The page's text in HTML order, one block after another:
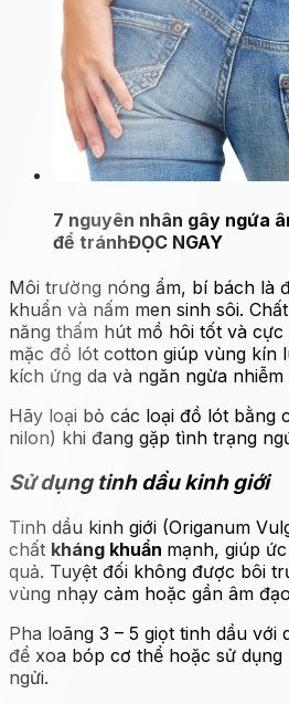
7 nguyên nhân gây ngứa
để tránhĐỌC NGAY
Môi trường nóng ẩm, bí bách là
khuẩn và nấm men sinh sôi.
năng thấm hút mồ hôi tốt và
mặc đồ lót cotton giúp vùng kín
kích ứng da và ngăn ngừa
Hãy loại bỏ các loại đồ lót bằng
nilon) khi đang gặp tình trạng
Sử dụng tinh dầu kinh giới
Tinh dầu kinh giới (Origanum
chất kháng khuẩn mạnh, giúp
quả. Tuyệt đối không được bôi
vùng nhạy cảm hoặc gần âm
Pha loãng 3 – 5 giọt tinh dầu với
để xoa bóp cơ thể hoặc sử
ngửi.